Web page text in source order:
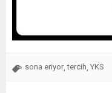
sona eriyor ,tercih YKS